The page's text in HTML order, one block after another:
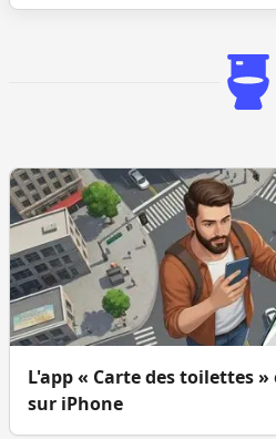
L'app « Carte des toilettes
sur iPhone